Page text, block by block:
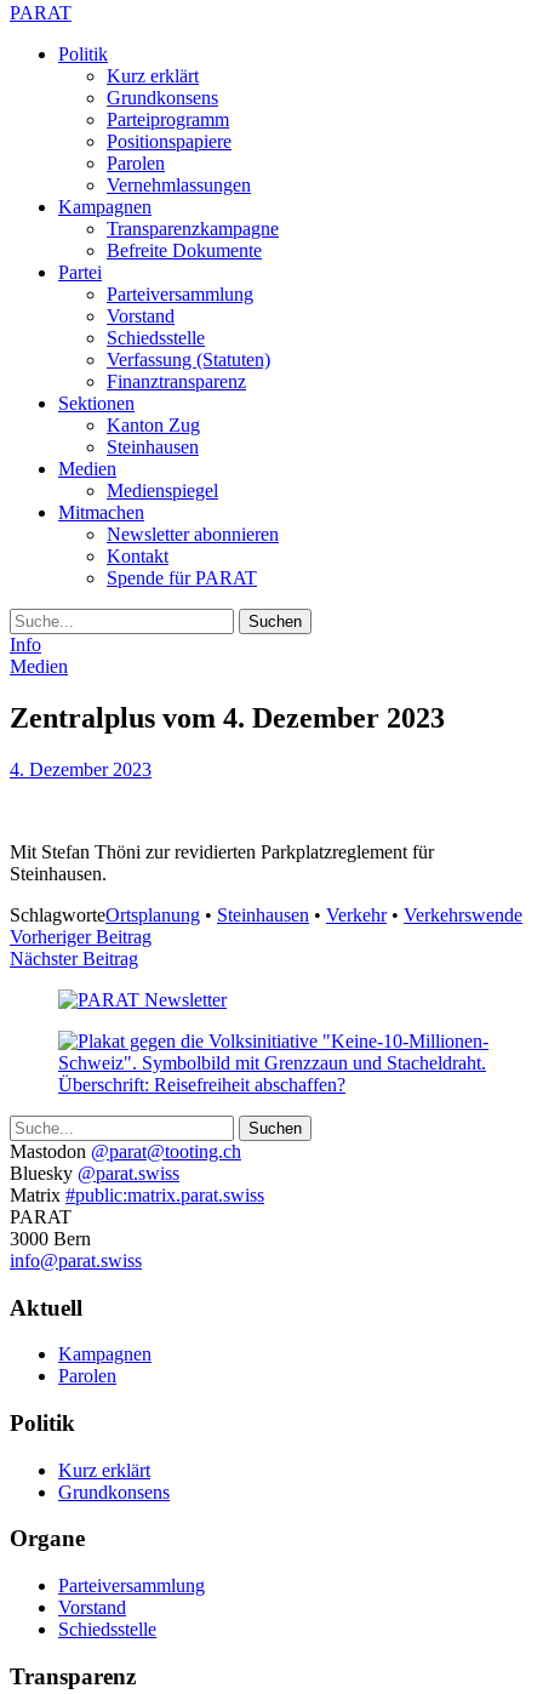
PARAT
Politik
Kurz erklärt
Grundkonsens
Parteiprogramm
Positionspapiere
Parolen
Vernehmlassungen
Kampagnen
Transparenzkampagne
Befreite Dokumente
Partei
Parteiversammlung
Vorstand
Schiedsstelle
Verfassung (Statuten)
Finanztransparenz
Sektionen
Kanton Zug
Steinhausen
Medien
Medienspiegel
Mitmachen
Newsletter abonnieren
Kontakt
Spende für PARAT
Suche
Info
Medien
Zentralplus vom 4. Dezember 2023
4. Dezember 2023
Mit Stefan Thöni zur revidierten Parkplatzreglement für
Steinhausen.
SchlagworteOrtsplanung • Steinhausen • Verkehr• Verkehrswende
Beitragsnavigation
Vorheriger Beitrag
Nächster Beitrag
Suche
Weitere
Informationen
Mastodon @parat@tooting.ch
Bluesky @parat.swiss
Matrix #public:matrix.parat.swiss
PARAT
3000 Bern
info@parat.swiss
Navigation
Aktuell
Kampagnen
Parolen
Politik
Kurz erklärt
Grundkonsens
Organe
Parteiversammlung
Vorstand
Schiedsstelle
Transparenz